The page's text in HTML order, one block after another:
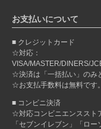
お支払いについて
クレジットカード
☆対応：
VISA/MASTER/DINERS/
☆決済は「一括払い」のみ
☆お支払手数料は無料です
コンビニ決済
☆対応コンビニエンススト
「セブンイレブン」「ロ